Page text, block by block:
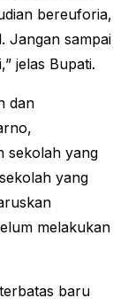
bereuforia,
Jangan sampai
jelas Bupati.
dan
sekolah yang
yang
melakukan
baru